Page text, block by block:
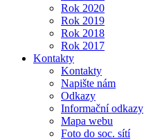
Rok 2020
Rok 2019
Rok 2018
Rok 2017
Kontakty
Kontakty
Napište nám
Odkazy
Informační odkazy
Mapa webu
Foto do soc. sítí